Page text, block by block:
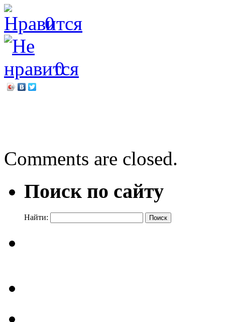
0
0
Comments are closed.
Поиск по сайту
Найти: